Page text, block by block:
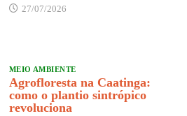
27/07/2026
MEIO AMBIENTE
Agrofloresta na Caatinga:
como o plantio sintrópico
revoluciona